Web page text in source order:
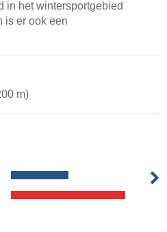
in het wintersportgebied
is er ook een
m)